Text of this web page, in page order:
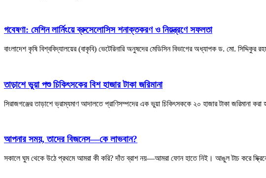
গবেষণা: মেশিন লার্নিংয়ে ব্রুসেলোসিস শনাক্তকরণ ও নিয়ন্ত্রণে সফলতা
বাংলাদেশ কৃষি বিশ্ববিদ্যালয়ের (বাকৃবি) ভেটেরিনারি অনুষদের মেডিসিন বিভাগের অধ্যাপক ড. মো.
তাড়াশে ভুয়া পশু চিকিৎসকের বিশ হাজার টাকা জরিমানা
সিরাজগঞ্জের তাড়াশে ভ্রাম্যমাণ আদালতে প্রাণিসম্পদের এক ভুয়া চিকিৎসককে ২০ হাজার টাকা জরিমানা
আপনার সময়, তাদের বিজনেস—কে লাভবান?
সকালে ঘুম থেকে উঠে প্রথমে আমরা কী করি? দাঁত ব্রাশ নয়—আমরা ফোন হাতে নিই। আঙুল টাচ করে